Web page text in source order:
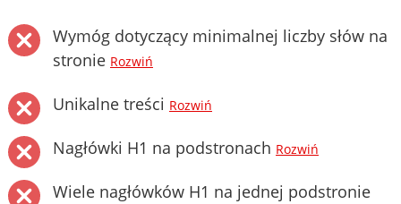
Wymóg dotyczący minimalnej liczby słów na
stronie Rozwiń
Unikalne treści Rozwiń
Nagłówki H1 na podstronach Rozwiń
Wiele nagłówków H1 na jednej podstronie